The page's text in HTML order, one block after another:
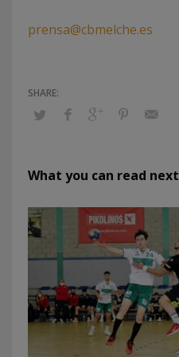
prensa@cbmelche.es
What you can read next